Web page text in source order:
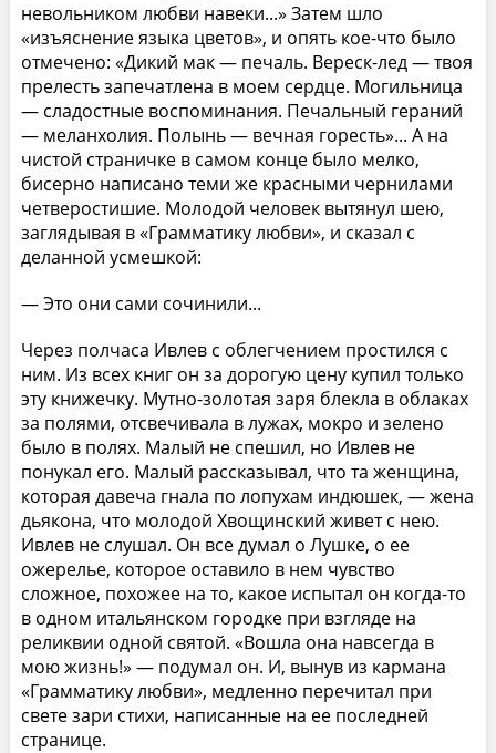
невольником любви навеки...» Затем шло
«изъяснение языка цветов», и опять кое-что было
отмечено: «Дикий мак — печаль. Вереск-лед — твоя
прелесть запечатлена в моем сердце. Могильница
— сладостные воспоминания. Печальный гераний
— меланхолия. Полынь — вечная горесть»... А на
чистой страничке в самом конце было мелко,
бисерно написано теми же красными чернилами
четверостишие. Молодой человек вытянул шею,
заглядывая в «Грамматику любви», и сказал с
деланной усмешкой:
— Это они сами сочинили...
Через полчаса Ивлев с облегчением простился с
ним. Из всех книг он за дорогую цену купил только
эту книжечку. Мутно-золотая заря блекла в облаках
за полями, отсвечивала в лужах, мокро и зелено
было в полях. Малый не спешил, но Ивлев не
понукал его. Малый рассказывал, что та женщина,
которая давеча гнала по лопухам индюшек, — жена
дьякона, что молодой Хвощинский живет с нею.
Ивлев не слушал. Он все думал о Лушке, о ее
ожерелье, которое оставило в нем чувство
сложное, похожее на то, какое испытал он когда-то
в одном итальянском городке при взгляде на
реликвии одной святой. «Вошла она навсегда в
мою жизнь!» — подумал он. И, вынув из кармана
«Грамматику любви», медленно перечитал при
свете зари стихи, написанные на ее последней
странице.